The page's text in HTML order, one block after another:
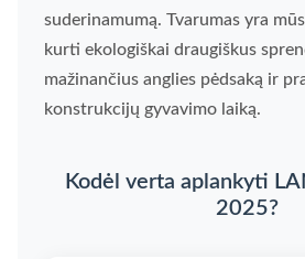
suderinamumą. Tvarumas yra
kurti ekologiškai draugiškus
mažinančius anglies pėdsaką ir
konstrukcijų gyvavimo laiką.
Kodėl verta aplankyti
2025?